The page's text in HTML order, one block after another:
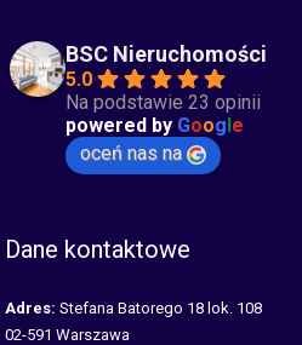
BSC Nieruchomości
5.0
Na podstawie 23 opinii
powered by Google
oceń nas na
Dane kontaktowe
Adres: Stefana Batorego 18 lok. 108
02-591 Warszawa